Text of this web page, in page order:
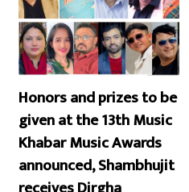
Honors and prizes to be
given at the 13th Music
Khabar Music Awards
announced, Shambhujit